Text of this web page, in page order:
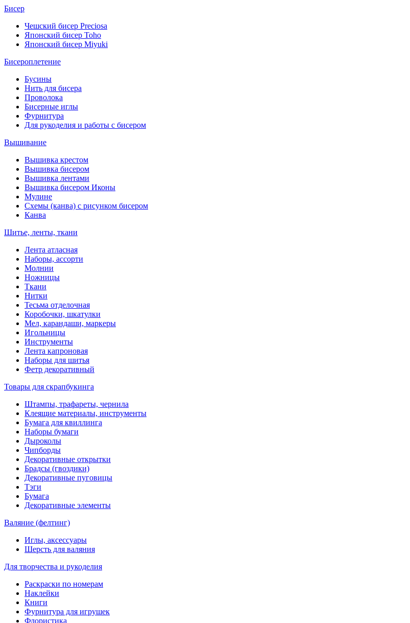
Бисер
Чешский бисер Preciosa
Японский бисер Toho
Японский бисер Miyuki
Бисероплетение
Бусины
Нить для бисера
Проволока
Бисерные иглы
Фурнитура
Для рукоделия и работы с бисером
Вышивание
Вышивка крестом
Вышивка бисером
Вышивка лентами
Вышивка бисером Иконы
Мулине
Схемы (канва) с рисунком бисером
Канва
Шитье, ленты, ткани
Лента атласная
Наборы, ассорти
Молнии
Ножницы
Ткани
Нитки
Тесьма отделочная
Коробочки, шкатулки
Мел, карандаши, маркеры
Игольницы
Инструменты
Лента капроновая
Наборы для шитья
Фетр декоративный
Товары для скрапбукинга
Штампы, трафареты, чернила
Клеящие материалы, инструменты
Бумага для квиллинга
Наборы бумаги
Дыроколы
Чипборды
Декоративные открытки
Брадсы (гвоздики)
Декоративные пуговицы
Тэги
Бумага
Декоративные элементы
Валяние (фелтинг)
Иглы, аксессуары
Шерсть для валяния
Для творчества и рукоделия
Раскраски по номерам
Наклейки
Книги
Фурнитура для игрушек
Флористика